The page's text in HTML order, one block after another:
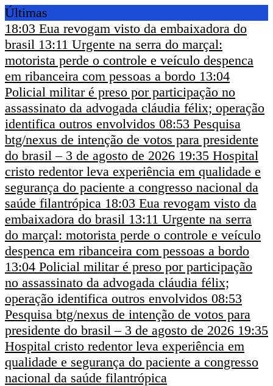
Últimas
18:03 Eua revogam visto da embaixadora do
brasil 13:11 Urgente na serra do marçal:
motorista perde o controle e veículo despenca
em ribanceira com pessoas a bordo 13:04
Policial militar é preso por participação no
assassinato da advogada cláudia félix; operação
identifica outros envolvidos 08:53 Pesquisa
btg/nexus de intenção de votos para presidente
do brasil – 3 de agosto de 2026 19:35 Hospital
cristo redentor leva experiência em qualidade e
segurança do paciente a congresso nacional da
saúde filantrópica 18:03 Eua revogam visto da
embaixadora do brasil 13:11 Urgente na serra
do marçal: motorista perde o controle e veículo
despenca em ribanceira com pessoas a bordo
13:04 Policial militar é preso por participação
no assassinato da advogada cláudia félix;
operação identifica outros envolvidos 08:53
Pesquisa btg/nexus de intenção de votos para
presidente do brasil – 3 de agosto de 2026 19:35
Hospital cristo redentor leva experiência em
qualidade e segurança do paciente a congresso
nacional da saúde filantrópica